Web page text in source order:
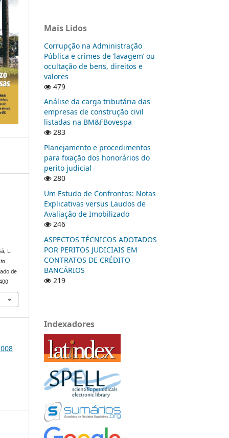
L.
de
Mais Lidos
Corrupção na Administração
Pública e crimes de ‘lavagem’ ou
ocultação de bens, direitos e
valores
479
Análise da carga tributária das
empresas de construção civil
listadas na BM&FBovespa
283
Planejamento e procedimentos
para fixação dos honorários do
perito judicial
280
Um Estudo de Confrontos: Notas
Explicativas versus Laudos de
Avaliação de Imobilizado
246
ASPECTOS TÉCNICOS ADOTADOS
POR PERITOS JUDICIAIS EM
CONTRATOS DE CRÉDITO
BANCÁRIOS
219
Indexadores